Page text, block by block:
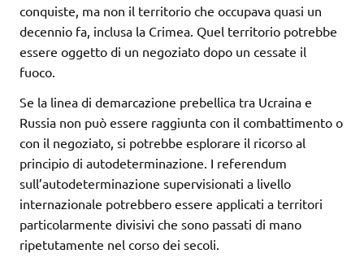
conquiste, ma non il territorio che occupava quasi un
decennio fa, inclusa la Crimea. Quel territorio potrebbe
essere oggetto di un negoziato dopo un cessate il
fuoco.
Se la linea di demarcazione prebellica tra Ucraina e
Russia non può essere raggiunta con il combattimento o
con il negoziato, si potrebbe esplorare il ricorso al
principio di autodeterminazione. I referendum
sull’autodeterminazione supervisionati a livello
internazionale potrebbero essere applicati a territori
particolarmente divisivi che sono passati di mano
ripetutamente nel corso dei secoli.